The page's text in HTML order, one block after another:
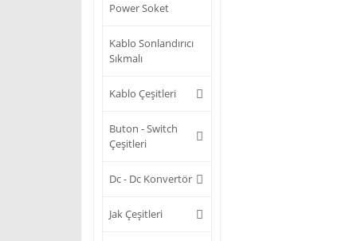
Power Soket
Kablo Sonlandırıcı
Sıkmalı
Kablo Çeşitleri
Buton - Switch
Çeşitleri
Dc - Dc Konvertör
Jak Çeşitleri